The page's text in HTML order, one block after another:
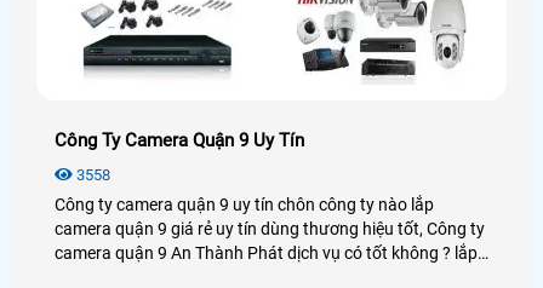
Công Ty Camera Quận 9 Uy Tín
3558
Công ty camera quận 9 uy tín chôn công ty nào lắp
camera quận 9 giá rẻ uy tín dùng thương hiệu tốt, Công ty
camera quận 9 An Thành Phát dịch vụ có tốt không ? lắp